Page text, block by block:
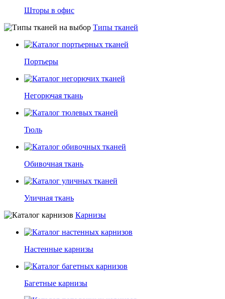
Шторы в офис
Типы тканей
Портьеры
Негорючая ткань
Тюль
Обивочная ткань
Уличная ткань
Карнизы
Настенные карнизы
Багетные карнизы